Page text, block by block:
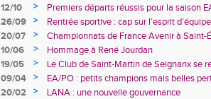
12/10
>
Premiers départs réussis pour la saison
26/09
>
Rentrée sportive : cap sur l’esprit
20/07
>
Championnats de France Avenir à Saint-
rendez-vous
10/06 >
Hommage à René Jourdan
19/05
>
Le Club de Saint-Martin de Seignanx se
09/04
>
EA/PO : petits champions mais belles
20/02
>
LANA : une nouvelle gouvernance